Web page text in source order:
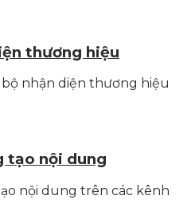
thương hiệu
nhận diện thương hiệu
tạo nội dung
nội dung trên các kênh